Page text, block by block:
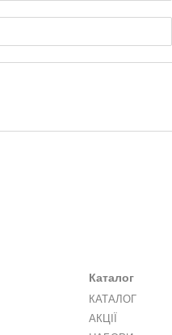
Каталог
КАТАЛОГ
АКЦІЇ